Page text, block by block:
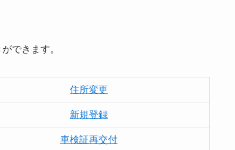
できます。
住所変更
新規登録
車検証再交付